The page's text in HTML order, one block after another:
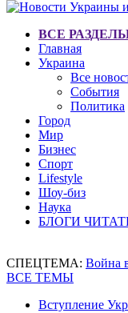
ВСЕ
Главная
Украина
Все
События
Политика
Город
Мир
Бизнес
Спорт
Lifestyle
Шоу-биз
Наука
БЛОГИ
СПЕЦТЕМА: Война
ВСЕ ТЕМЫ
Вступление